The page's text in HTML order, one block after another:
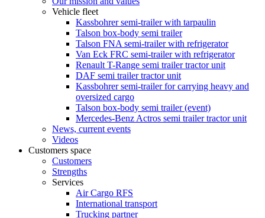
Vehicle fleet
Kassbohrer semi-trailer with tarpaulin
Talson box-body semi trailer
Talson FNA semi-trailer with refrigerator
Van Eck FRC semi-trailer with refrigerator
Renault T-Range semi trailer tractor unit
DAF semi trailer tractor unit
Kassbohrer semi-trailer for carrying heavy and
oversized cargo
Talson box-body semi trailer (event)
Mercedes-Benz Actros semi trailer tractor unit
News, current events
Videos
Customers space
Customers
Strengths
Services
Air Cargo RFS
International transport
Trucking partner